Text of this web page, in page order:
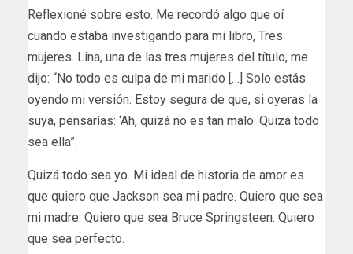
Reflexioné sobre esto. Me recordó algo que oí
cuando estaba investigando para mi libro, Tres
mujeres. Lina, una de las tres mujeres del título, me
dijo: “No todo es culpa de mi marido […] Solo estás
oyendo mi versión. Estoy segura de que, si oyeras la
suya, pensarías: ‘Ah, quizá no es tan malo. Quizá todo
sea ella”.
Quizá todo sea yo. Mi ideal de historia de amor es
que quiero que Jackson sea mi padre. Quiero que sea
mi madre. Quiero que sea Bruce Springsteen. Quiero
que sea perfecto.